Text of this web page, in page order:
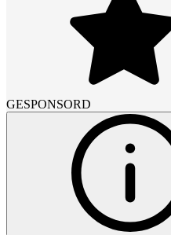
GESPONSORD